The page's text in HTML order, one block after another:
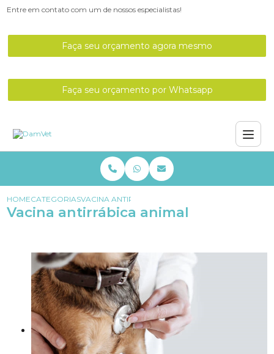
Entre em contato com um de nossos especialistas!
Faça seu orçamento agora mesmo
Faça seu orçamento por Whatsapp
HOMECATEGORIASVACINA ANTIRRÁBICA ANIMAL
Vacina antirrábica animal